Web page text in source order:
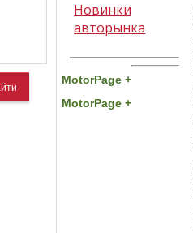
Новинки
авторынка
MotorPage +
MotorPage +